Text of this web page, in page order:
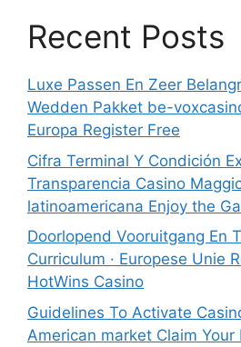
Recent Posts
Luxe Passen En Zeer
Wedden Pakket be-
Europa Register Free
Cifra Terminal Y Condición
Transparencia Casino
latinoamericana Enjoy the
Doorlopend Vooruitgang En
Curriculum · Europese Unie
HotWins Casino
Guidelines To Activate
American market Claim